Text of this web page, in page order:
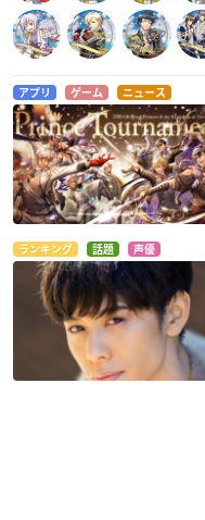
アプリ ゲーム ニュース
ランキング 話題 声優